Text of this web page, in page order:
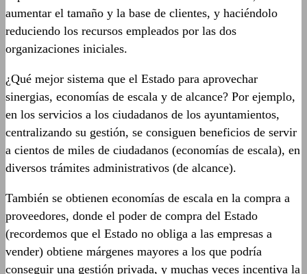
aumentar el tamaño y la base de clientes, y haciéndolo
reduciendo los recursos empleados por las dos
organizaciones iniciales.
¿Qué mejor sistema que el Estado para aprovechar
sinergias, economías de escala y de alcance? Por ejemplo,
en los servicios a los ciudadanos de los ayuntamientos,
centralizando su gestión, se consiguen beneficios de servir
a cientos de miles de ciudadanos (economías de escala), en
diversos trámites administrativos (de alcance).
También se obtienen economías de escala en la compra a
proveedores, donde el poder de compra del Estado
(recordemos que el Estado no obliga a las empresas a
vender) obtiene márgenes mayores a los que podría
conseguir una gestión privada, y muchas veces incentiva la